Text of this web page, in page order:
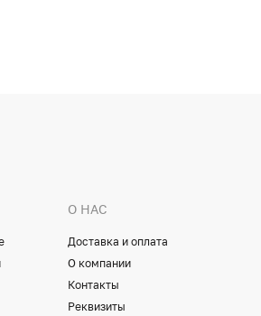
О НАС
Доставка и оплата
О компании
Контакты
Реквизиты